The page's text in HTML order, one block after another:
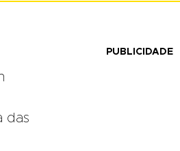
das
PUBLICIDADE